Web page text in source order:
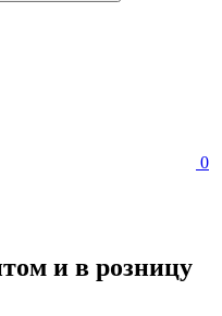
0
и в розницу